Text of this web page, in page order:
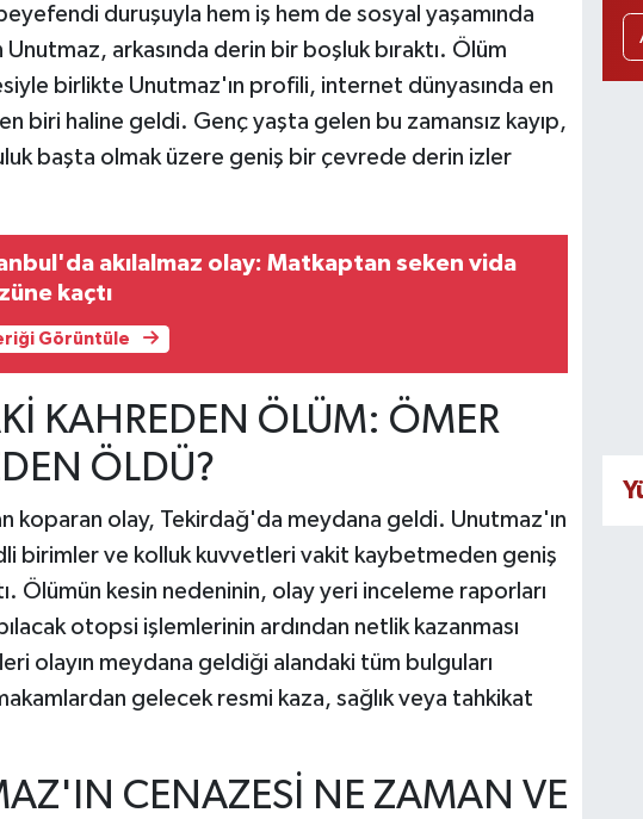
duruşuyla hem iş hem de sosyal yaşamında
arkasında derin bir boşluk bıraktı. Ölüm
birlikte Unutmaz'ın profili, internet dünyasında en
biri haline geldi. Genç yaşta gelen bu zamansız kayıp,
başta olmak üzere geniş bir çevrede derin izler
akılalmaz olay: Matkaptan seken vida
kaçtı
Görüntüle
KAHREDEN ÖLÜM: ÖMER
ÖLDÜ?
koparan olay, Tekirdağ'da meydana geldi. Unutmaz'ın
birimler ve kolluk kuvvetleri vakit kaybetmeden geniş
Ölümün kesin nedeninin, olay yeri inceleme raporları
otopsi işlemlerinin ardından netlik kazanması
olayın meydana geldiği alandaki tüm bulguları
gelecek resmi kaza, sağlık veya tahkikat
CENAZESİ NE ZAMAN VE